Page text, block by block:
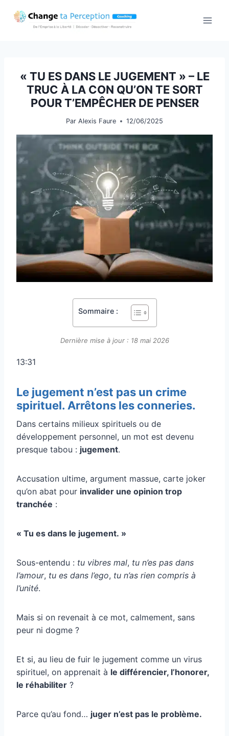
« TU ES DANS LE JUGEMENT » – LE
TRUC À LA CON QU’ON TE SORT
POUR T’EMPÊCHER DE PENSER
Par Alexis Faure 12/06/2025
Sommaire :
Dernière mise à jour : 18 mai 2026
13:31
Le jugement n’est pas un crime
spirituel. Arrêtons les conneries.
Dans certains milieux spirituels ou de
développement personnel, un mot est devenu
presque tabou : jugement.
Accusation ultime, argument massue, carte joker
qu’on abat pour invalider une opinion trop
tranchée :
« Tu es dans le jugement. »
Sous-entendu : tu vibres mal, tu n’es pas dans
l’amour, tu es dans l’ego, tu n’as rien compris à
l’unité.
Mais si on revenait à ce mot, calmement, sans
peur ni dogme ?
Et si, au lieu de fuir le jugement comme un virus
spirituel, on apprenait à le différencier, l’honorer,
le réhabiliter ?
Parce qu’au fond… juger n’est pas le problème.